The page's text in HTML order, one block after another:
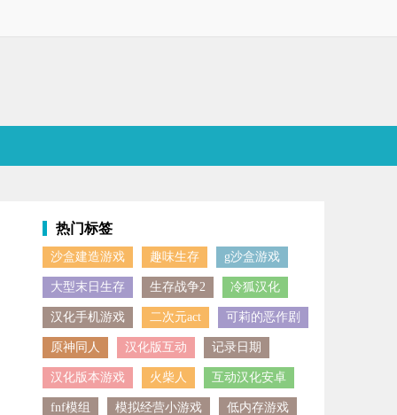
服的基岩版，感兴趣的小伙伴欢迎点击下载体验！
热门标签
沙盒建造游戏 趣味生存 g沙盒游戏
大型末日生存 生存战争2 冷狐汉化
汉化手机游戏 二次元act 可莉的恶作剧
原神同人 汉化版互动 记录日期
汉化版本游戏 火柴人 互动汉化安卓
fnf模组 模拟经营小游戏 低内存游戏